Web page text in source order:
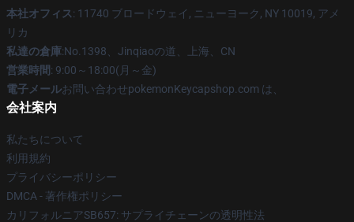
本社オフィス: 11740 ブロードウェイ, ニューヨーク, NY 10019, アメ
リカ
私達の倉庫:No.1398、Jinqiaoの道、上海、CN
営業時間: 9:00～18:00(月～金)
電子メールお問い合わせpokemonKeycapshop.com は、
会社案内
私たちについて
利用規約
プライバシーポリシー
DMCA - 著作権ポリシー
カリフォルニアSB657: サプライチェーンの透明性法